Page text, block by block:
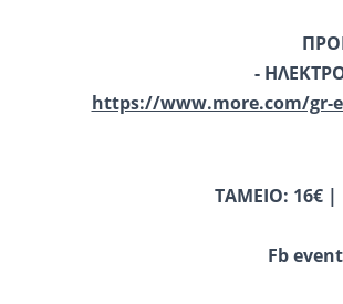
-
https://www.more.com/gr-
ΤΑΜΕΙΟ: 16€ |
Fb